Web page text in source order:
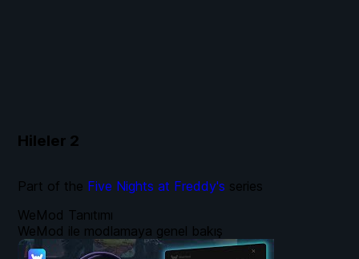
Hileler 2
WeMod Tanıtımı
WeMod ile modlamaya genel bakış
Part of the Five Nights at Freddy's series